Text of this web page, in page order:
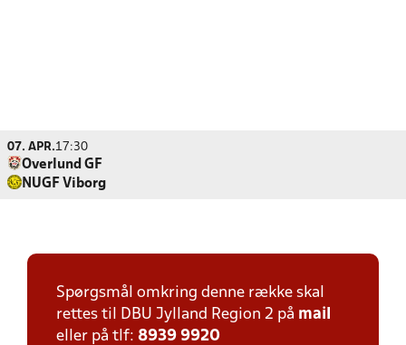
07. APR.17:30
Overlund GF
NUGF Viborg
Spørgsmål omkring denne række skal
rettes til DBU Jylland Region 2 på mail
eller på tlf: 8939 9920